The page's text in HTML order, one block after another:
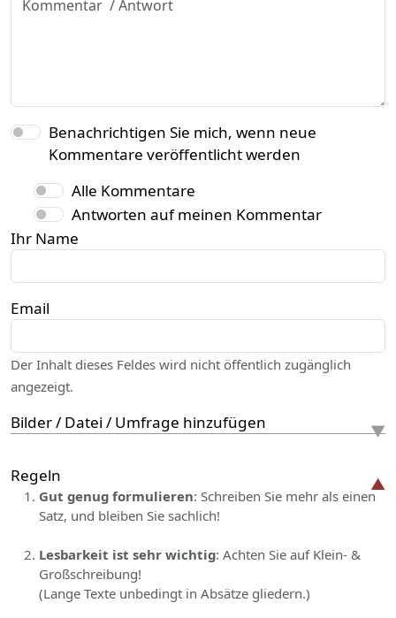
Benachrichtigen Sie mich, wenn neue
Kommentare veröffentlicht werden
Alle Kommentare
Antworten auf meinen Kommentar
Ihr Name
Email
Der Inhalt dieses Feldes wird nicht öffentlich zugänglich
angezeigt.
Bilder / Datei / Umfrage hinzufügen
Regeln
Gut genug formulieren: Schreiben Sie mehr als einen
Satz, und bleiben Sie sachlich!
Lesbarkeit ist sehr wichtig: Achten Sie auf Klein- &
Großschreibung!
(Lange Texte unbedingt in Absätze gliedern.)